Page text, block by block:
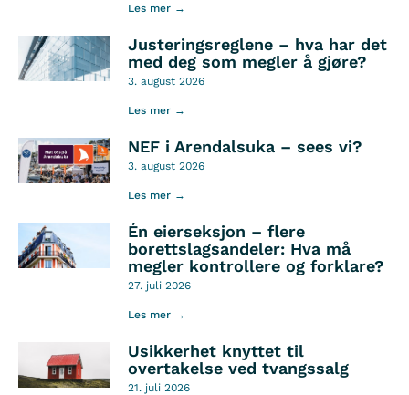
Les mer →
Justeringsreglene – hva har det
med deg som megler å gjøre?
3. august 2026
Les mer →
NEF i Arendalsuka – sees vi?
3. august 2026
Les mer →
Én eierseksjon – flere
borettslagsandeler: Hva må
megler kontrollere og forklare?
27. juli 2026
Les mer →
Usikkerhet knyttet til
overtakelse ved tvangssalg
21. juli 2026